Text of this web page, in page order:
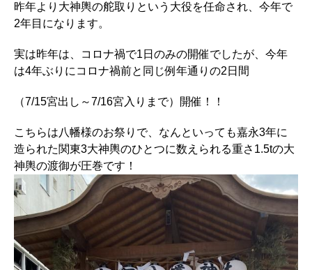
昨年より大神輿の舵取りという大役を任命され、今年で
2年目になります。
実は昨年は、コロナ禍で1日のみの開催でしたが、今年
は4年ぶりにコロナ禍前と同じ例年通りの2日間
（7/15宮出し～7/16宮入りまで）開催！！
こちらは八幡様のお祭りで、なんといっても嘉永3年に
造られた関東3大神輿のひとつに数えられる重さ1.5tの大
神輿の渡御が圧巻です！